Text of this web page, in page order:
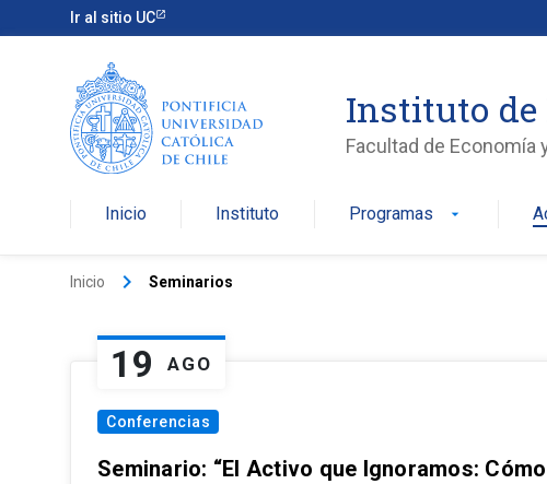
Ir al sitio UC
Instituto de
Facultad de Economía
Inicio Instituto Programas arrow_drop_down
Inicio keyboard_arrow_right Seminarios
19 AGO
Conferencias
Seminario: “El Activo que Ignoramos: